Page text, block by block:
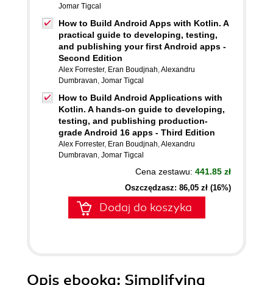
Jomar Tigcal
How to Build Android Apps with Kotlin. A
practical guide to developing, testing,
and publishing your first Android apps -
Second Edition
Alex Forrester, Eran Boudjnah,Alexandru
Dumbravan, Jomar Tigcal
How to Build Android Applications with
Kotlin. A hands-on guide to developing,
testing, and publishing production-
grade Android 16 apps - Third Edition
Alex Forrester, Eran Boudjnah,Alexandru
Dumbravan, Jomar Tigcal
Cena zestawu: 441.85 zł
Oszczędzasz: 86,05 zł (16%)
Dodaj do koszyka
Opis ebooka: Simplifying